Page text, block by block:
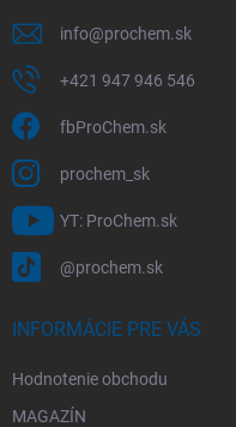
info@prochem.sk
+421 947 946 546
fbProChem.sk
prochem_sk
YT: ProChem.sk
@prochem.sk
INFORMÁCIE PRE VÁS
Hodnotenie obchodu
MAGAZÍN